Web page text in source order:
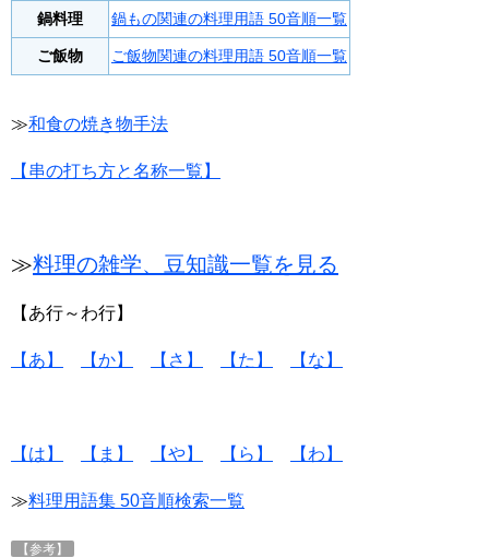
鍋料理 鍋もの関連の料理用語 50音順一覧
ご飯物 ご飯物関連の料理用語 50音順一覧
≫和食の焼き物手法
【串の打ち方と名称一覧】
≫料理の雑学、豆知識一覧を見る
【あ行～わ行】
【あ】 【か】 【さ】 【た】 【な】
【は】 【ま】 【や】 【ら】 【わ】
≫料理用語集 50音順検索一覧
【参考】